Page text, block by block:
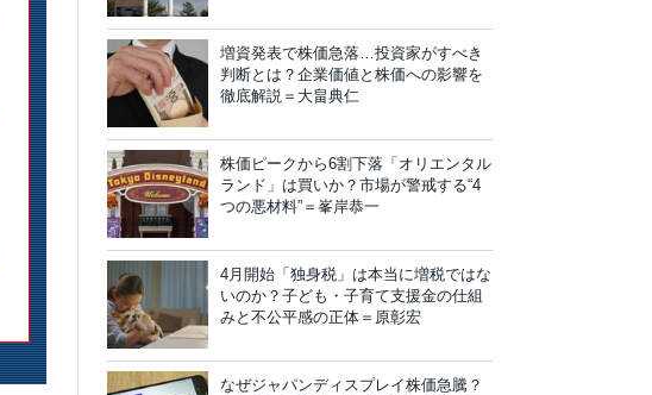
増資発表で株価急落…投資家がすべき
判断とは？企業価値と株価への影響を
徹底解説＝大畠典仁
株価ピークから6割下落「オリエンタル
ランド」は買いか？市場が警戒する“4
つの悪材料”＝峯岸恭一
4月開始「独身税」は本当に増税ではな
いのか？子ども・子育て支援金の仕組
みと不公平感の正体＝原彰宏
なぜジャパンディスプレイ株価急騰？